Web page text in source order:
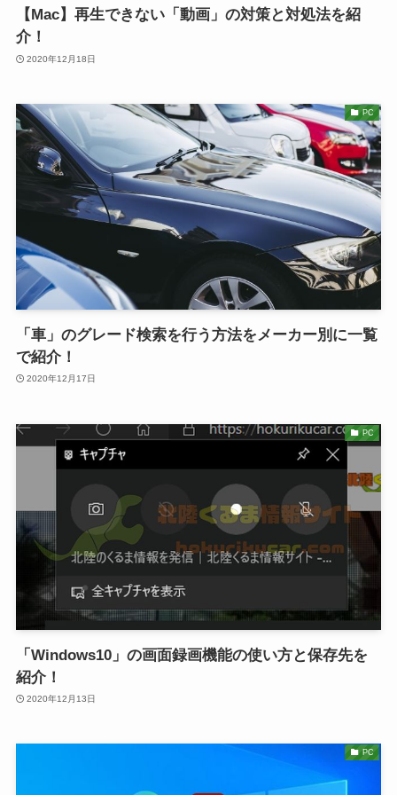
【Mac】再生できない「動画」の対策と対処法を紹
介！
2020年12月18日
PC
「車」のグレード検索を行う方法をメーカー別に一覧
で紹介！
2020年12月17日
PC
「Windows10」の画面録画機能の使い方と保存先を
紹介！
2020年12月13日
PC